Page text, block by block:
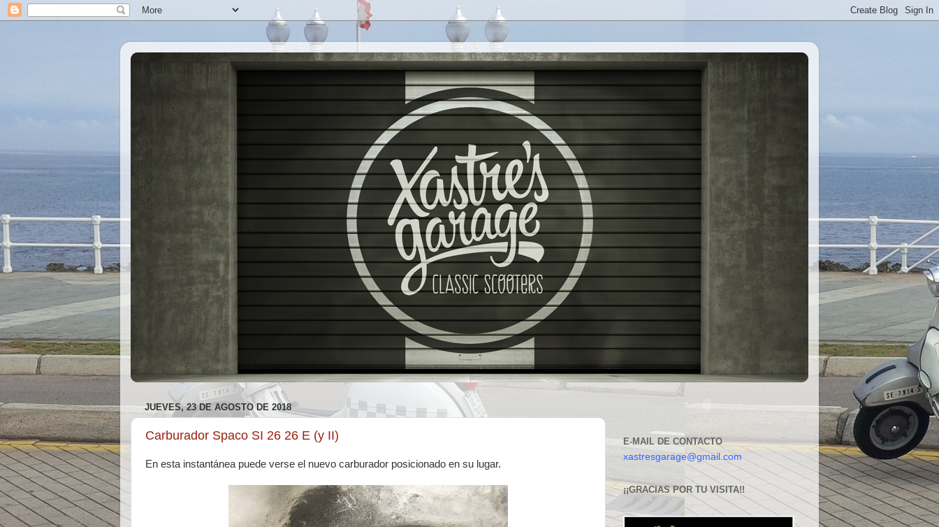
JUEVES, 23 DE AGOSTO DE 2018
Carburador Spaco SI 26 26 E (y II)
En esta instantánea puede verse el nuevo carburador posicionado en su lugar.
E-MAIL DE CONTACTO
xastresgarage@gmail.com
¡¡GRACIAS POR TU VISITA!!